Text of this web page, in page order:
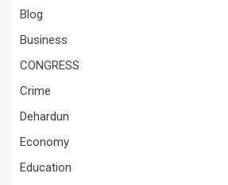
Blog
Business
CONGRESS
Crime
Dehardun
Economy
Education